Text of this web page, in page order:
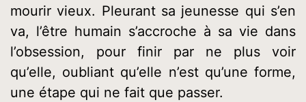
mourir vieux. Pleurant sa jeunesse qui s’en
va, l’être humain s’accroche à sa vie dans
l’obsession, pour finir par ne plus voir
qu’elle, oubliant qu’elle n’est qu’une forme,
une étape qui ne fait que passer.